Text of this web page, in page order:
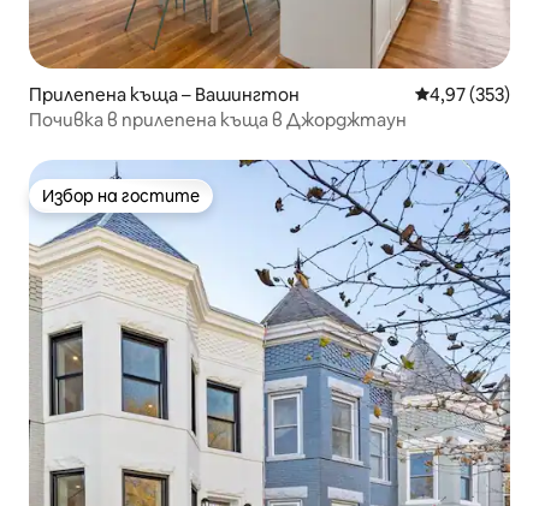
Прилепена къща – Вашингтон Средна
4,97 (353)
Почивка в прилепена къща в Джорджтаун
Избор на гостите
Избор на гостите